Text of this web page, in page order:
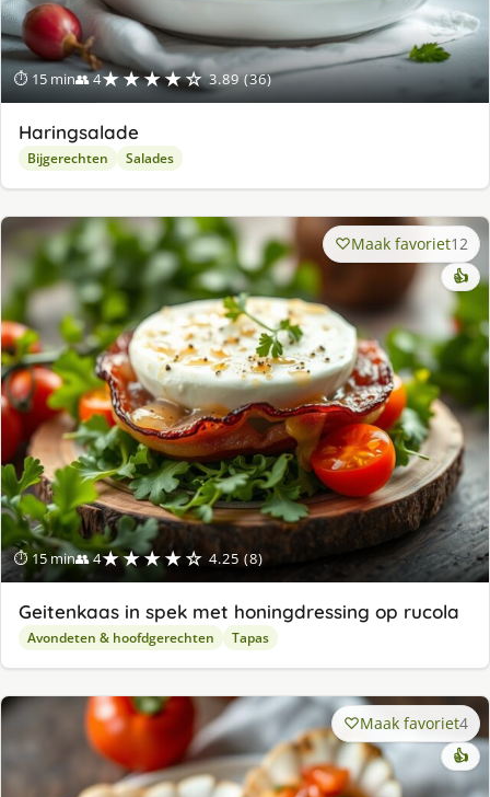
⏱ 15 min👥 4★★★★☆ 3.89 (36)
Haringsalade
Bijgerechten Salades
⏱ 15 min👥 4★★★★☆ 4.25 (8)
Maak favoriet12
👍
Geitenkaas in spek met honingdressing op rucola
Avondeten & hoofdgerechten Tapas
Maak favoriet4
👍